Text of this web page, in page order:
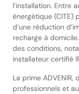
l’installation. Entre
énergétique (CITE)
d’une réduction
recharge à
des conditions,
installateur certifié
La prime
professionnels et